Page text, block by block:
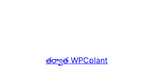
తర్వాత WPCplant